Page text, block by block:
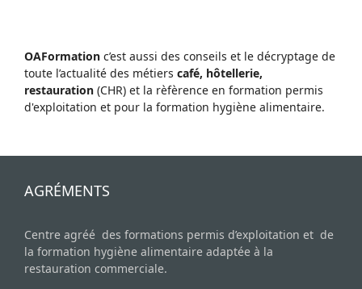
OAFormation c’est aussi des conseils et le décryptage de
toute l’actualité des métiers café, hôtellerie,
restauration (CHR) et la rèfèrence en formation permis
d'exploitation et pour la formation hygiène alimentaire.
AGRÉMENTS
Centre agréé des formations permis d’exploitation et de
la formation hygiène alimentaire adaptée à la
restauration commerciale.